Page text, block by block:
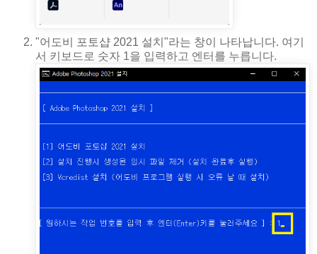
"어도비 포토샵 2021 설치"라는 창이 나타납니다. 여기
서 키보드로 숫자 1을 입력하고 엔터를 누릅니다.